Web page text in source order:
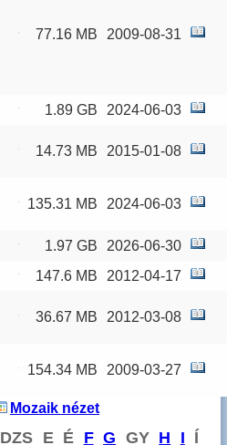
77.16 MB 2009-08-31
1.89 GB
2024-06-03
14.73 MB 2015-01-08
135.31 MB 2024-06-03
1.97 GB
2026-06-30
147.6 MB 2012-04-17
36.67 MB 2012-03-08
154.34 MB 2009-03-27
Mozaik nézet
DZS E É F G GY H I Í